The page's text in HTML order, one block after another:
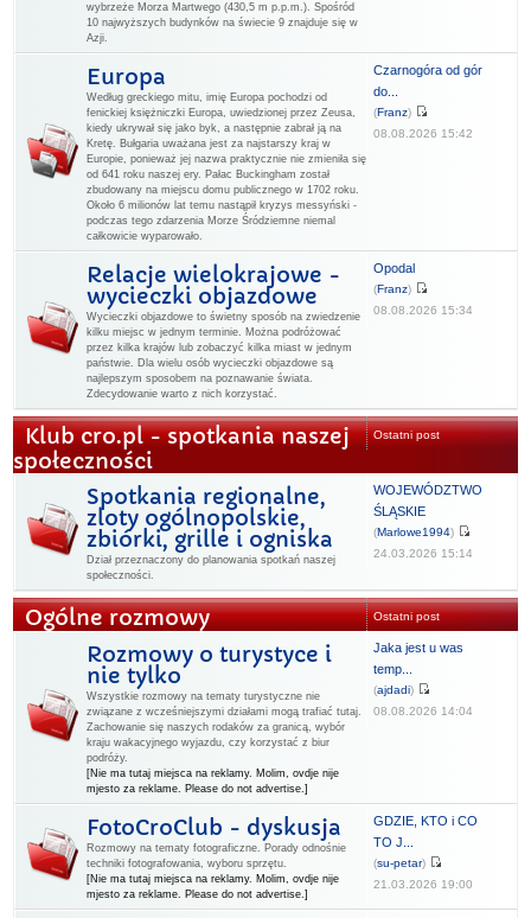
wybrzeże Morza Martwego (430,5 m p.p.m.). Spośród
10 najwyższych budynków na świecie 9 znajduje się w
Azji.
Europa
Według greckiego mitu, imię Europa pochodzi od
fenickiej księżniczki Europa, uwiedzionej przez Zeusa,
kiedy ukrywał się jako byk, a następnie zabrał ją na
Kretę. Bułgaria uważana jest za najstarszy kraj w
Europie, ponieważ jej nazwa praktycznie nie zmieniła się
od 641 roku naszej ery. Pałac Buckingham został
zbudowany na miejscu domu publicznego w 1702 roku.
Około 6 milionów lat temu nastąpił kryzys messyński -
podczas tego zdarzenia Morze Śródziemne niemal
całkowicie wyparowało.
Czarnogóra od gór
do...
(Franz)
08.08.2026 15:42
Relacje wielokrajowe -
wycieczki objazdowe
Wycieczki objazdowe to świetny sposób na zwiedzenie
kilku miejsc w jednym terminie. Można podróżować
przez kilka krajów lub zobaczyć kilka miast w jednym
państwie. Dla wielu osób wycieczki objazdowe są
najlepszym sposobem na poznawanie świata.
Zdecydowanie warto z nich korzystać.
Opodal
(Franz)
08.08.2026 15:34
Klub cro.pl - spotkania naszej
społeczności
Ostatni post
Spotkania regionalne,
zloty ogólnopolskie,
zbiórki, grille i ogniska
Dział przeznaczony do planowania spotkań naszej
społeczności.
WOJEWÓDZTWO
ŚLĄSKIE
(Marlowe1994)
24.03.2026 15:14
Ogólne rozmowy Ostatni post
Rozmowy o turystyce i
nie tylko
Wszystkie rozmowy na tematy turystyczne nie
związane z wcześniejszymi działami mogą trafiać tutaj.
Zachowanie się naszych rodaków za granicą, wybór
kraju wakacyjnego wyjazdu, czy korzystać z biur
podróży.
[Nie ma tutaj miejsca na reklamy. Molim, ovdje nije
mjesto za reklame. Please do not advertise.]
Jaka jest u was
temp...
(ajdadi)
08.08.2026 14:04
FotoCroClub - dyskusja
Rozmowy na tematy fotograficzne. Porady odnośnie
techniki fotografowania, wyboru sprzętu.
[Nie ma tutaj miejsca na reklamy. Molim, ovdje nije
mjesto za reklame. Please do not advertise.]
GDZIE, KTO i CO
TO J...
(su-petar)
21.03.2026 19:00